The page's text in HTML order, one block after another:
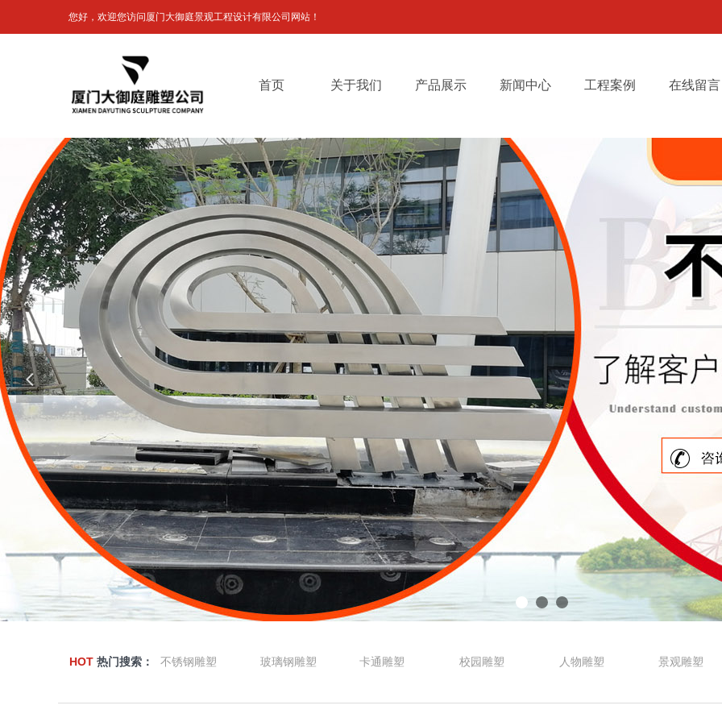
넳
首页 关于我们 产品展示 新闻中心 工程案例 在线留言
您好，欢迎您访问厦门大御庭景观工程设计有限公司网站！
HOT 热门搜索： 不锈钢雕塑 玻璃钢雕塑 卡通雕塑 校园雕塑 人物雕塑 景观雕塑